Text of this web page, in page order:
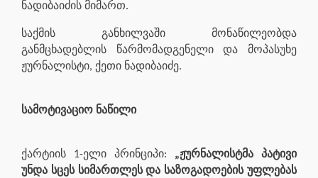
ნადიბაიძის მიმართ.
საქმის განხილვაში მონაწილეობდა
განმცხადებლის წარმომადგენელი და მოპასუხე
ჟურნალისტი, ქეთი ნადიბაიძე.
სამოტივაციო ნაწილი
ქარტიის 1-ელი პრინციპი: „ჟურნალისტმა პატივი
უნდა სცეს სიმართლეს და საზოგადოების უფლებას